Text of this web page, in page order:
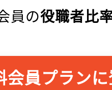
員の役職者比
会員プラン